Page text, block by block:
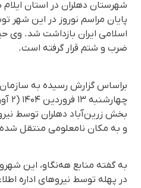
شهرستان دهلران در استان
پایان مراسم نوروز در این شهر
اسلامی ایران بازداشت شد. وی
ضرب و شتم قرار گرفته است.
براساس گزارش رسیده به
بخش زرین‌آباد دهلران توسط
و به مکان نامعلومی منتقل
به گفته منابع هه‌نگاو، این
در پهله توسط نیروهای اداره